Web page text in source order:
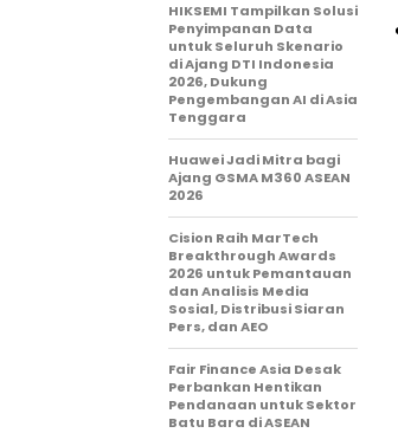
HIKSEMI Tampilkan Solusi
Penyimpanan Data
untuk Seluruh Skenario
di Ajang DTI Indonesia
2026, Dukung
Pengembangan AI di Asia
Tenggara
Huawei Jadi Mitra bagi
Ajang GSMA M360 ASEAN
2026
Cision Raih MarTech
Breakthrough Awards
2026 untuk Pemantauan
dan Analisis Media
Sosial, Distribusi Siaran
Pers, dan AEO
Fair Finance Asia Desak
Perbankan Hentikan
Pendanaan untuk Sektor
Batu Bara di ASEAN